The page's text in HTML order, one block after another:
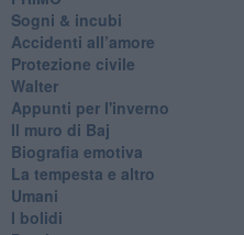
Sogni & incubi
Accidenti all’amore
Protezione civile
Walter
Appunti per l'inverno
Il muro di Baj
Biografia emotiva
La tempesta e altro
Umani
I bolidi